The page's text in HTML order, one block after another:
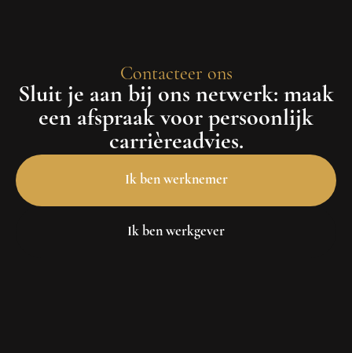
Contacteer ons
Sluit je aan bij ons netwerk: maak
een afspraak voor persoonlijk
carrièreadvies.
Ik ben werknemer
Ik ben werkgever